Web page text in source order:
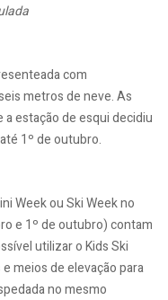
com
metros de neve. As
estação de esqui decidiu
1º de outubro.
Week ou Ski Week no
e 1º de outubro) contam
utilizar o Kids Ski
meios de elevação para
no mesmo